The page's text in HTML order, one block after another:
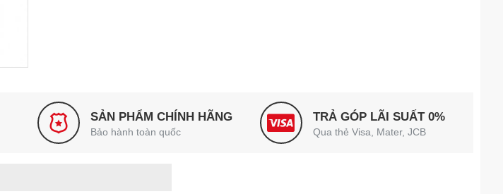
SẢN PHẨM CHÍNH HÃNG
Bảo hành toàn quốc
TRẢ GÓP LÃI SUẤT 0%
Qua thẻ Visa, Mater, JCB